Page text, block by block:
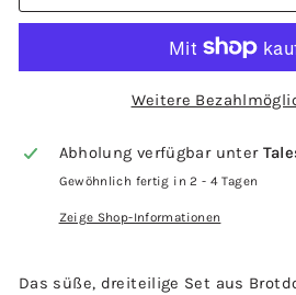
Weitere
Abholung verfügbar unter
Gewöhnlich fertig in 2 - 4 Tagen
Zeige Shop-Informationen
Das süße, dreiteilige Set aus